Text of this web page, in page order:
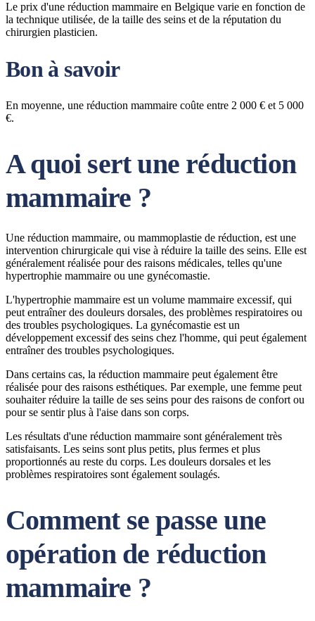
Le prix d'une réduction mammaire en Belgique varie en fonction de
la technique utilisée, de la taille des seins et de la réputation du
chirurgien plasticien.
Bon à savoir
En moyenne, une réduction mammaire coûte entre 2 000 € et 5 000
€.
A quoi sert une réduction
mammaire ?
Une réduction mammaire, ou mammoplastie de réduction, est une
intervention chirurgicale qui vise à réduire la taille des seins. Elle est
généralement réalisée pour des raisons médicales, telles qu'une
hypertrophie mammaire ou une gynécomastie.
L'hypertrophie mammaire est un volume mammaire excessif, qui
peut entraîner des douleurs dorsales, des problèmes respiratoires ou
des troubles psychologiques. La gynécomastie est un
développement excessif des seins chez l'homme, qui peut également
entraîner des troubles psychologiques.
Dans certains cas, la réduction mammaire peut également être
réalisée pour des raisons esthétiques. Par exemple, une femme peut
souhaiter réduire la taille de ses seins pour des raisons de confort ou
pour se sentir plus à l'aise dans son corps.
Les résultats d'une réduction mammaire sont généralement très
satisfaisants. Les seins sont plus petits, plus fermes et plus
proportionnés au reste du corps. Les douleurs dorsales et les
problèmes respiratoires sont également soulagés.
Comment se passe une
opération de réduction
mammaire ?